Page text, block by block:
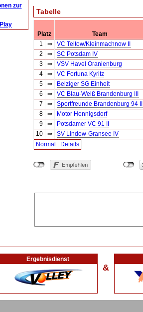
zur
Tabelle
Platz
Team
1
⇒
VC Teltow/Kleinmachnow II
2
⇒
SC Potsdam IV
3
⇒
VSV Havel Oranienburg
4
⇒
VC Fortuna Kyritz
5
⇒
Belziger SG Einheit
6
⇒
VC Blau-Weiß Brandenburg III
7
⇒
Sportfreunde Brandenburg 94 II
8
⇒
Motor Hennigsdorf
9
⇒
Potsdamer VC 91 II
10
⇒
SV Lindow-Gransee IV
Normal
Details
Ergebnisdienst
&